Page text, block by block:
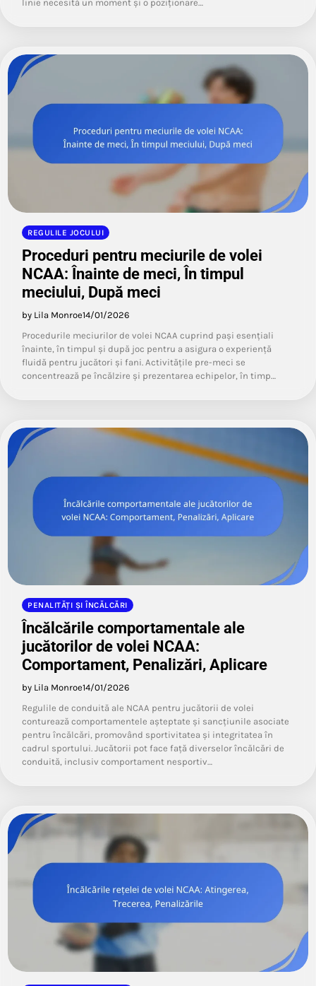
linie necesită un moment și o poziționare…
REGULILE JOCULUI
Proceduri pentru meciurile de volei
NCAA: Înainte de meci, În timpul
meciului, După meci
by Lila Monroe14/01/2026
Procedurile meciurilor de volei NCAA cuprind pași esențiali
înainte, în timpul și după joc pentru a asigura o experiență
fluidă pentru jucători și fani. Activitățile pre-meci se
concentrează pe încălzire și prezentarea echipelor, în timp…
PENALITĂȚI ȘI ÎNCĂLCĂRI
Încălcările comportamentale ale
jucătorilor de volei NCAA:
Comportament, Penalizări, Aplicare
by Lila Monroe14/01/2026
Regulile de conduită ale NCAA pentru jucătorii de volei
conturează comportamentele așteptate și sancțiunile asociate
pentru încălcări, promovând sportivitatea și integritatea în
cadrul sportului. Jucătorii pot face față diverselor încălcări de
conduită, inclusiv comportament nesportiv…